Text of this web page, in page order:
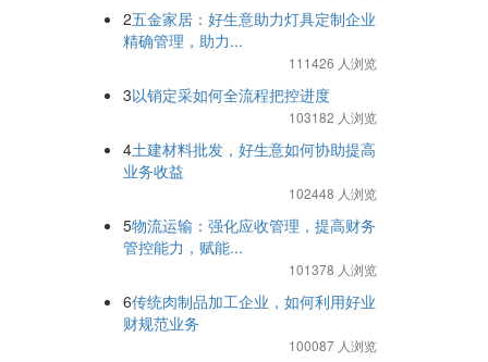
2五金家居：好生意助力灯具定制企业
精确管理，助力...
111426 人浏览
3以销定采如何全流程把控进度
103182 人浏览
4土建材料批发，好生意如何协助提高
业务收益
102448 人浏览
5物流运输：强化应收管理，提高财务
管控能力，赋能...
101378 人浏览
6传统肉制品加工企业，如何利用好业
财规范业务
100087 人浏览